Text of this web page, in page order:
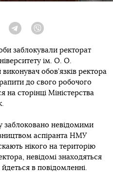
Twitter Telegram
заблокували ректорат
ім. О. О.
обов’язків ректора
до свого робочого
на сторінці Міністерства
заблоковано невідомими
аспіранта НМУ
нікого на територію
невідомі знаходяться
в повідомленні.